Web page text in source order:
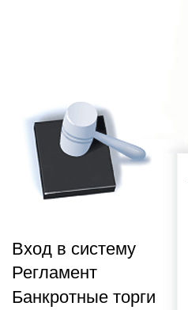
Вход в систему
Регламент
Банкротные торги